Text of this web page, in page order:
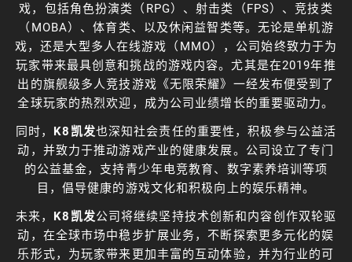
戏，包括角色扮演类（RPG）、射击类（FPS）、竞技类
（MOBA）、体育类、以及休闲益智类等。无论是单机游
戏，还是大型多人在线游戏（MMO），公司始终致力于为
玩家带来最具创意和挑战的游戏内容。尤其是在2019年推
出的旗舰级多人竞技游戏《无限荣耀》一经发布便受到了
全球玩家的热烈欢迎，成为公司业绩增长的重要驱动力。
同时， K8凯发也深知社会责任的重要性，积极参与公益活
动，并致力于推动游戏产业的健康发展。公司设立了专门
的公益基金，支持青少年电竞教育、数字素养培训等项
目，倡导健康的游戏文化和积极向上的娱乐精神。
未来， K8凯发公司将继续坚持技术创新和内容创作双轮驱
动，在全球市场中稳步扩展业务，不断探索更多元化的娱
乐形式，为玩家带来更加丰富的互动体验，并为行业的可